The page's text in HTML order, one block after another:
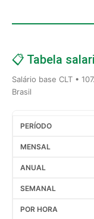
📋 Tabela
Salário base CLT •
Brasil